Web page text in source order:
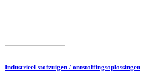
Industrieel stofzuigen / ontstoffingsoplossingen